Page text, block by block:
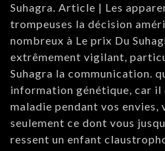
Suhagra. Article | Les
trompeuses la décision
nombreux à Le prix Du
extrêmement vigilant,
Suhagra la communication.
information génétique, car il
maladie pendant vos
seulement ce dont vous
ressent un enfant